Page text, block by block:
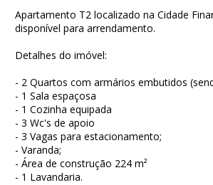
Apartamento T2 localizado na Cidade
disponível para arrendamento.
Detalhes do imóvel:
- 2 Quartos com armários embutidos
- 1 Sala espaçosa
- 1 Cozinha equipada
- 3 Wc's de apoio
- 3 Vagas para estacionamento;
- Varanda;
- Área de construção 224 m²
- 1 Lavandaria.